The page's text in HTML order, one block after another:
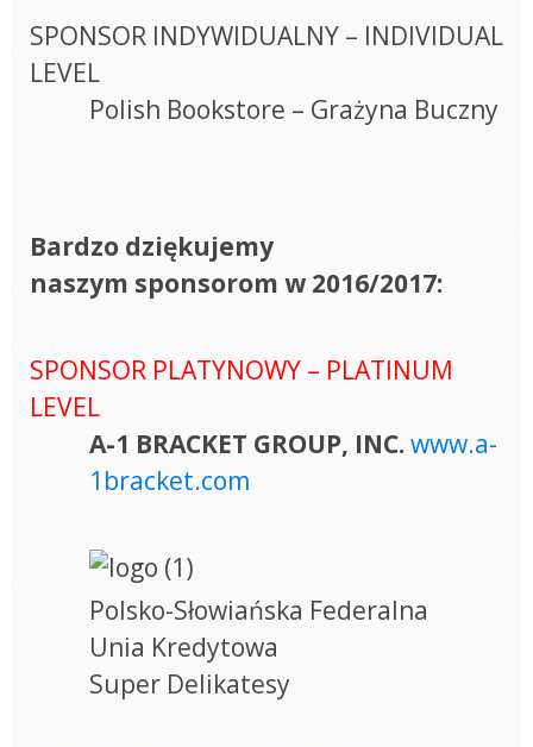
SPONSOR INDYWIDUALNY – INDIVIDUAL
LEVEL
Polish Bookstore – Grażyna Buczny
Bardzo dziękujemy
naszym sponsorom w 2016/2017:
SPONSOR PLATYNOWY – PLATINUM
LEVEL
A-1 BRACKET GROUP, INC.www.a-
1bracket.com
Polsko-Słowiańska Federalna
Unia Kredytowa
Super Delikatesy